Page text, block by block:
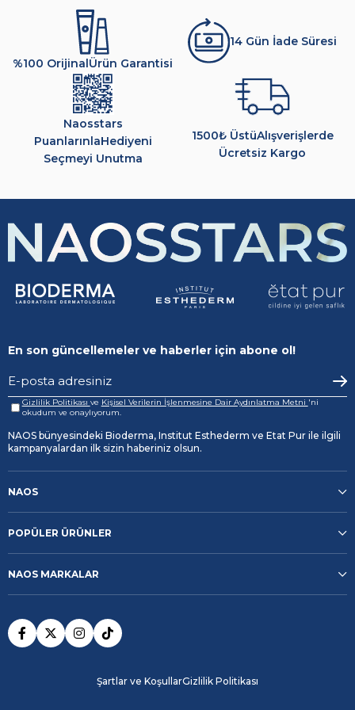
%100 OrijinalÜrün Garantisi
14 Gün İade Süresi
Naosstars
PuanlarınlaHediyeni
Seçmeyi Unutma
1500₺ ÜstüAlışverişlerde
Ücretsiz Kargo
En son güncellemeler ve haberler için abone ol!
Gizlilik Politikası ve Kişisel Verilerin İşlenmesine Dair Aydınlatma Metni 'ni
okudum ve onaylıyorum.
NAOS bünyesindeki Bioderma, Institut Esthederm ve Etat Pur ile ilgili
kampanyalardan ilk sizin haberiniz olsun.
NAOS
POPÜLER ÜRÜNLER
NAOS MARKALAR
Şartlar ve KoşullarGizlilik Politikası